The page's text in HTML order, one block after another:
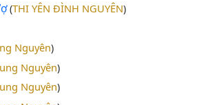
(THI YÊN ĐÌNH NGUYÊN)
Nguyên)
Nguyên)
Nguyên)